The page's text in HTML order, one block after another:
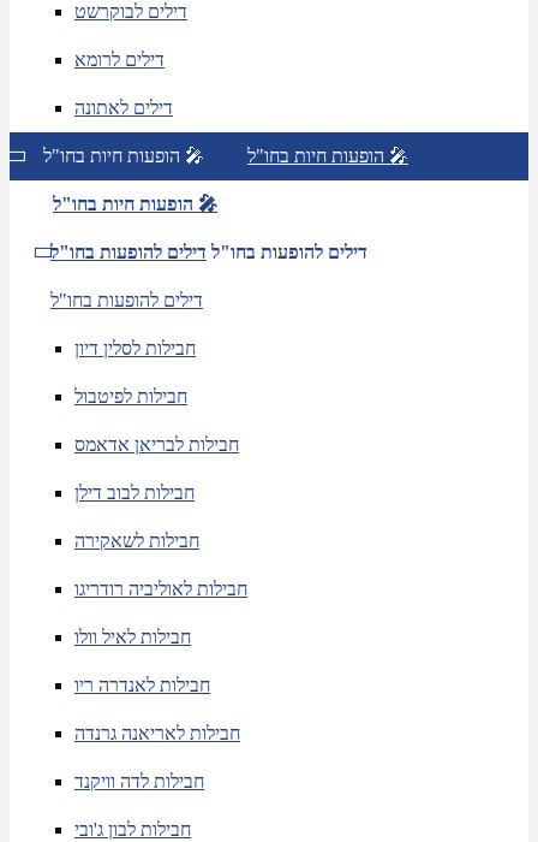
דילים לבוקרשט
דילים לרומא
דילים לאתונה
הופעות חיות בחו"ל 🎤 הופעות חיות בחו"ל 🎤
הופעות חיות בחו"ל 🎤
דילים להופעות בחו"ל דילים להופעות בחו"ל
דילים להופעות בחו"ל
חבילות לסלין דיון
חבילות לפיטבול
חבילות לבריאן אדאמס
חבילות לבוב דילן
חבילות לשאקירה
חבילות לאוליביה רודריגו
חבילות לאיל וולו
חבילות לאנדרה ריו
חבילות לאריאנה גרנדה
חבילות לדה וויקנד
חבילות לבון ג'ובי